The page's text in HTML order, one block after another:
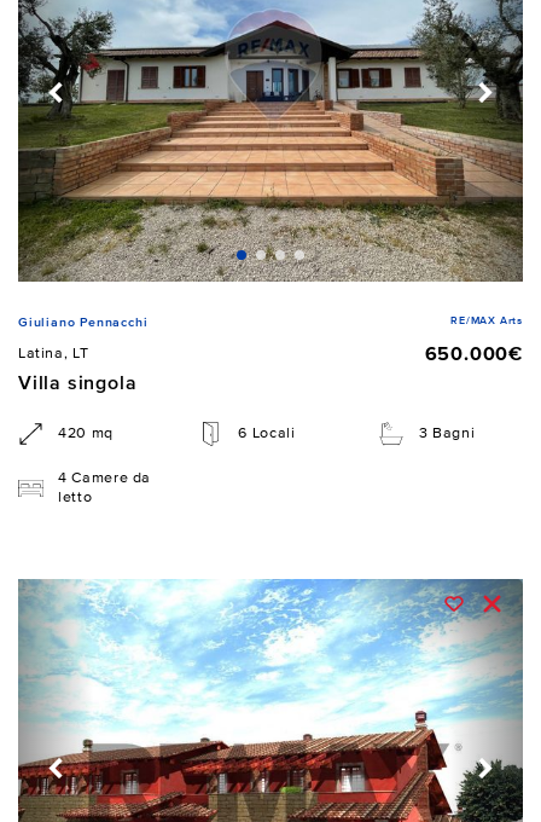
Giuliano Pennacchi RE/MAX Arts
Latina, LT
650.000€
Villa singola
420 mq 6 Locali 3 Bagni
4 Camere da
letto